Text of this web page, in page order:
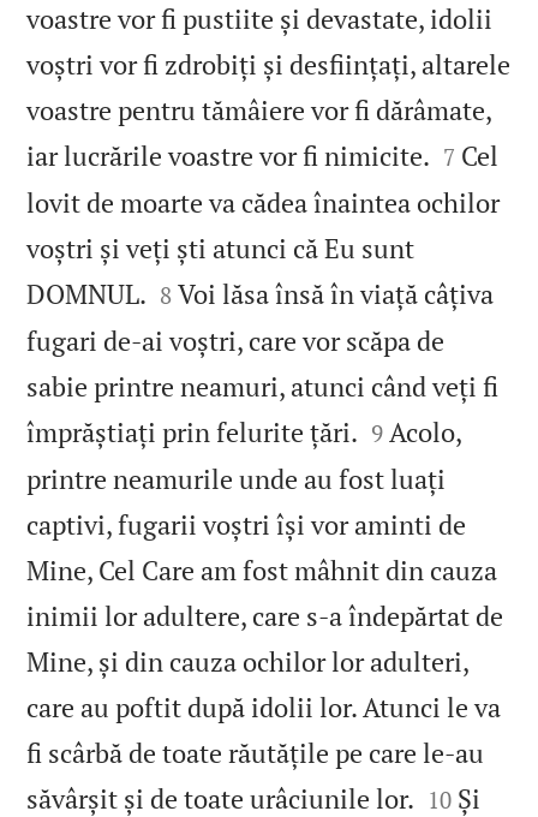
voastre vor fi pustiite și devastate, idolii
voștri vor fi zdrobiți și desființați, altarele
voastre pentru tămâiere vor fi dărâmate,
iar lucrările voastre vor fi nimicite. 

7 Cel
lovit de moarte va cădea înaintea ochilor
voștri și veți ști atunci că Eu sunt
DOMNUL. 

8 Voi lăsa însă în viață câțiva
fugari de‑ai voștri, care vor scăpa de
sabie printre neamuri, atunci când veți fi
împrăștiați prin felurite țări. 

9 Acolo,
printre neamurile unde au fost luați
captivi, fugarii voștri își vor aminti de
Mine, Cel Care am fost mâhnit din cauza
inimii lor adultere, care s‑a îndepărtat de
Mine, și din cauza ochilor lor adulteri,
care au poftit după idolii lor. Atunci le va
fi scârbă de toate răutățile pe care le‑au
săvârșit și de toate urâciunile lor. 

10 Și